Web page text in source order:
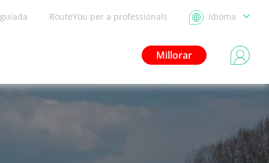
RouteYou per a professionals Idioma
Millorar